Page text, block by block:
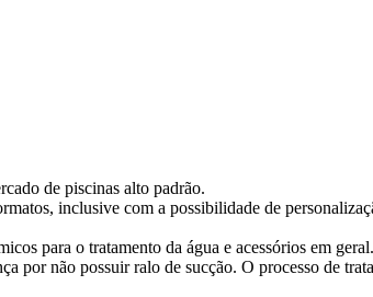
de piscinas alto padrão.
inclusive com a possibilidade de
para o tratamento da água e acessórios em geral.
por não possuir ralo de sucção. O processo de